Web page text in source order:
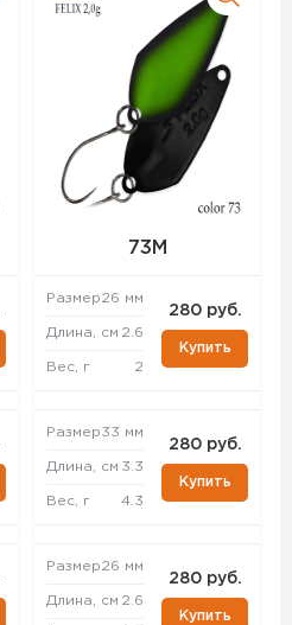
73M
Размер26 мм
Длина, см 2.6
Вес, г 2
280 руб.
Купить
Размер33 мм
Длина, см 3.3
Вес, г 4.3
280 руб.
Купить
Размер26 мм
Длина, см 2.6
280 руб.
Купить